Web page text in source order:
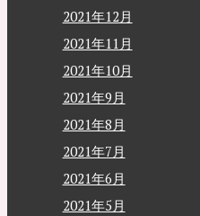
2021年12月
2021年11月
2021年10月
2021年9月
2021年8月
2021年7月
2021年6月
2021年5月